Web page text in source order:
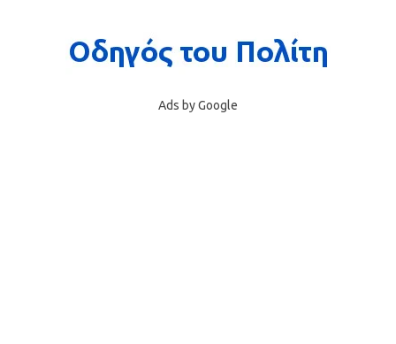
Ads by Google